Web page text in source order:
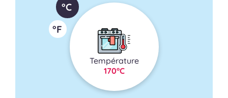
Température
170°C
°C
°F